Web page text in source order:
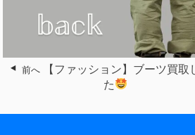
前へ
【ファッション】ブーツ買取
た